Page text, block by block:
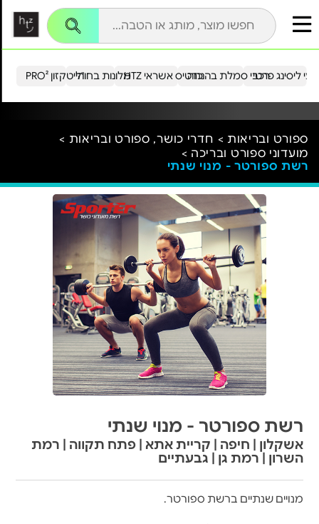
הייטקזון PRO²מלונות בחו"ל כרטיס אשראי HTZ ליסינג פרטירכבי סמלת בהנחה
ספורט ובריאות > חדרי כושר, ספורט ובריאות >
מועדוני ספורט ובריכה >
רשת ספורטר - מנוי שנתי
רשת ספורטר - מנוי שנתי
אשקלון | חיפה | קריית אתא | פתח תקווה | רמת
השרון | רמת גן | גבעתיים
מנויים שנתיים ברשת ספורטר.